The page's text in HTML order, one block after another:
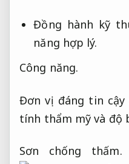
Đồng hành kỹ
năng hợp lý.
Công năng.
Đơn vị đáng tin
tính thẩm mỹ và độ
Sơn chống thấm.